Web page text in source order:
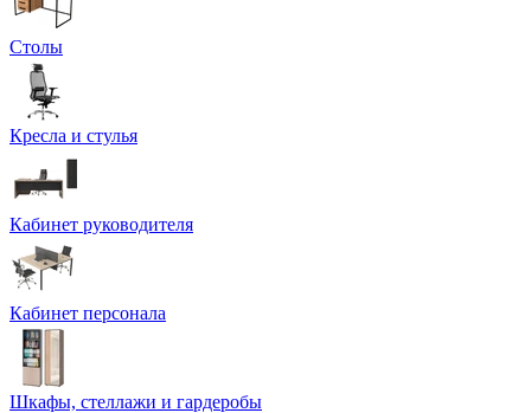
Столы
Кресла и стулья
Кабинет руководителя
Кабинет персонала
Шкафы, стеллажи и гардеробы